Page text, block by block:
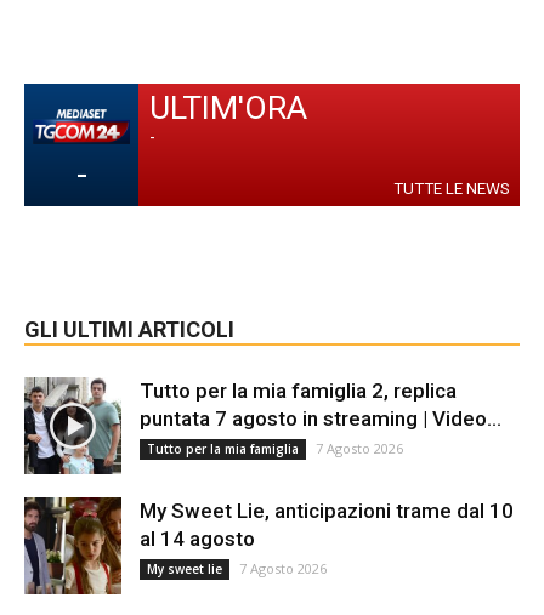
-
ULTIM'ORA
-
TUTTE LE NEWS
GLI ULTIMI ARTICOLI
Tutto per la mia famiglia 2, replica
puntata 7 agosto in streaming | Video...
Tutto per la mia famiglia 7 Agosto 2026
My Sweet Lie, anticipazioni trame dal 10
al 14 agosto
My sweet lie 7 Agosto 2026